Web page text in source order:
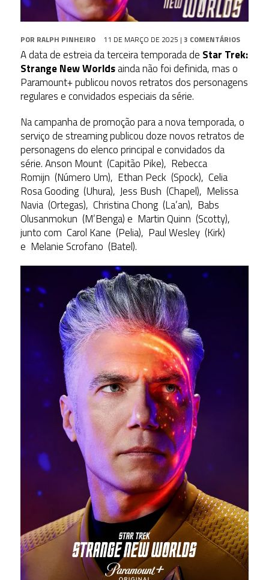
POR RALPH PINHEIRO 11 DE MARÇO DE 2025 | 3 COMENTÁRIOS
A data de estreia da terceira temporada de Star Trek:
Strange New Worldsainda não foi definida, mas o
Paramount+ publicou novos retratos dos personagens
regulares e convidados especiais da série.
Na campanha de promoção para a nova temporada, o
serviço de streaming publicou doze novos retratos de
personagens do elenco principal e convidados da
série. Anson Mount (Capitão Pike), Rebecca
Romijn (Número Um), Ethan Peck (Spock), Celia
Rosa Gooding (Uhura), Jess Bush (Chapel), Melissa
Navia (Ortegas), Christina Chong (La’an), Babs
Olusanmokun (M’Benga) e Martin Quinn (Scotty),
junto com Carol Kane (Pelia), Paul Wesley (Kirk)
e Melanie Scrofano (Batel).